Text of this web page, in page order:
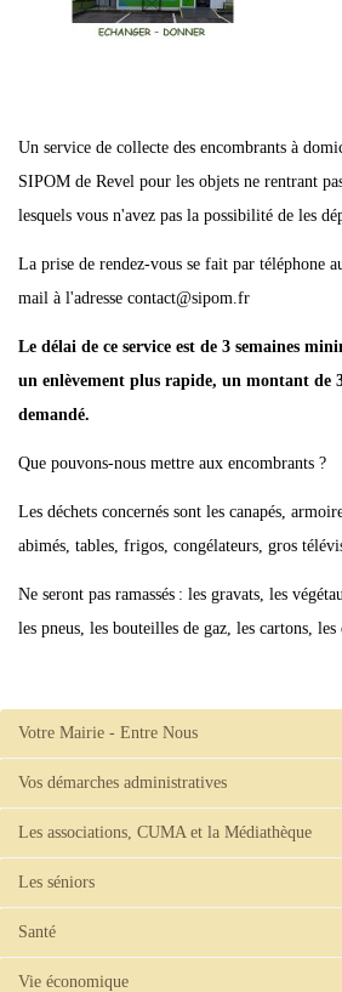
Un service de collecte des encombrants à
SIPOM de Revel pour les objets ne rentrant
lesquels vous n'avez pas la possibilité de les
La prise de rendez-vous se fait par téléphone
mail à l'adresse contact@sipom.fr
Le délai de ce service est de 3 semaines
un enlèvement plus rapide, un montant de
demandé.
Que pouvons-nous mettre aux encombrants ?
Les déchets concernés sont les canapés,
abimés, tables, frigos, congélateurs, gros
Ne seront pas ramassés : les gravats, les
les pneus, les bouteilles de gaz, les cartons, les
Votre Mairie - Entre Nous
Vos démarches administratives
Les associations, CUMA et la Médiathèque
Les séniors
Santé
Vie économique